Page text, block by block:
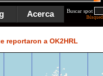
Acerca Buscar spot
reportaron a OK2HRL
KR LR MR